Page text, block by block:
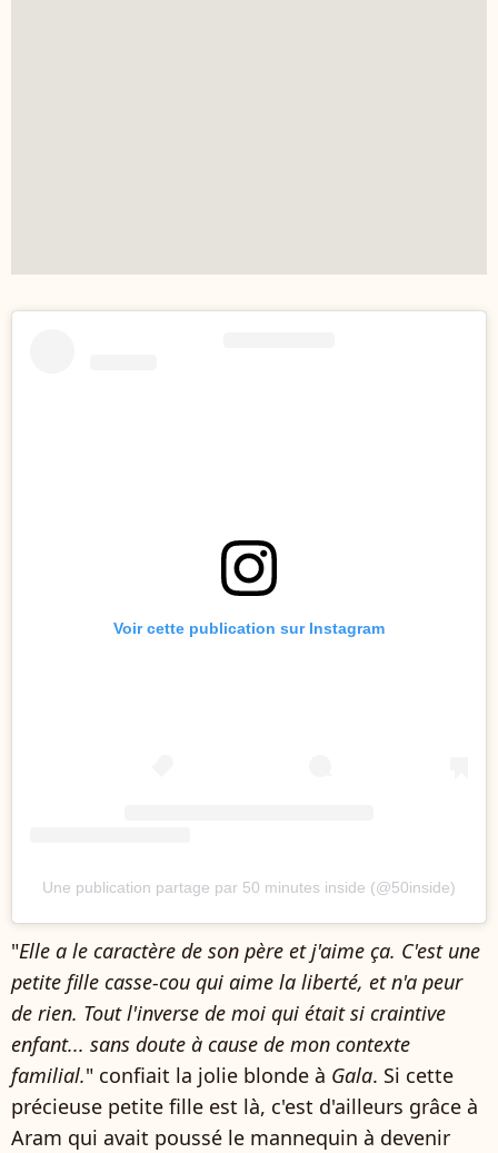
Voir cette publication sur Instagram
Une publication partage par 50 minutes inside (@50inside)
"Elle a le caractère de son père et j'aime ça. C'est une
petite fille casse-cou qui aime la liberté, et n'a peur
de rien. Tout l'inverse de moi qui était si craintive
enfant... sans doute à cause de mon contexte
familial." confiait la jolie blonde à Gala. Si cette
précieuse petite fille est là, c'est d'ailleurs grâce à
Aram qui avait poussé le mannequin à devenir